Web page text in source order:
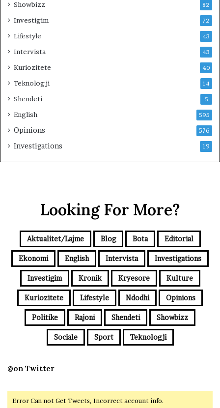
Showbizz 82
Investigim 72
Lifestyle 43
Intervista 43
Kuriozitete 40
Teknologji 14
Shendeti 5
English 595
Opinions 576
Investigations 19
Looking For More?
Aktualitet/Lajme Blog Bota Editorial
Ekonomi English Intervista Investigations
Investigim Kronik Kryesore Kulture
Kuriozitete Lifestyle Ndodhi Opinions
Politike Rajoni Shendeti Showbizz
Sociale Sport Teknologji
@on Twitter
Error Can not Get Tweets, Incorrect account info.